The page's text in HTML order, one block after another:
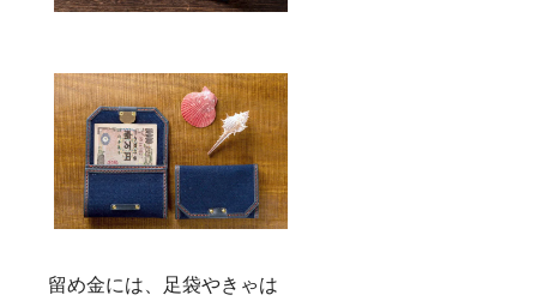
留め金には、足袋やきゃは